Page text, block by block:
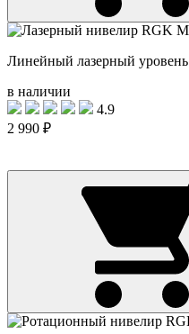
Линейный лазерный уровень
в наличии
4.9
2 990 ₽